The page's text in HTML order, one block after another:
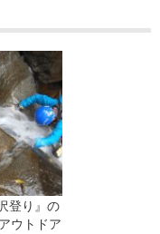
登り』の
ウトドア